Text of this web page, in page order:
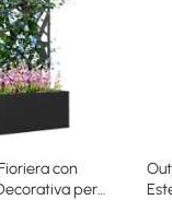
con
per